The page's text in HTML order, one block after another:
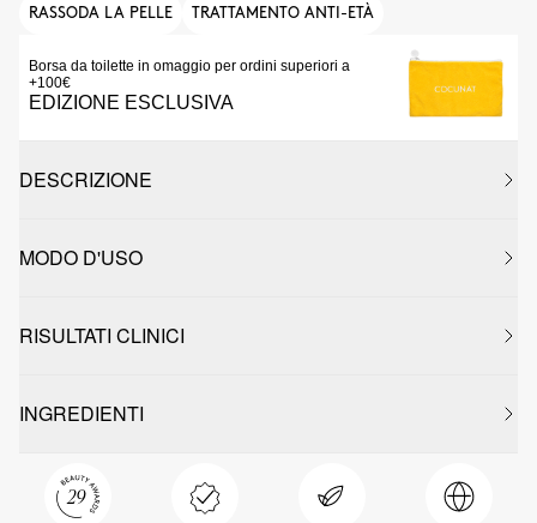
RASSODA LA PELLE TRATTAMENTO ANTI-ETÀ
Borsa da toilette in omaggio per ordini superiori a
+100€
EDIZIONE ESCLUSIVA
DESCRIZIONE
MODO D'USO
RISULTATI CLINICI
INGREDIENTI